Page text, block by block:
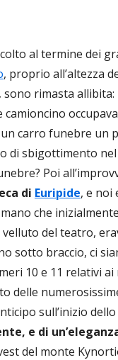
al termine dei
, proprio all’altezza
rimasta
carro funebre un
di sbigottimento
Poi
di Euripide, e noi
che
del teatro,
sotto braccio, ci
10 e 11 relativi
delle
sull’inizio
e di
del monte